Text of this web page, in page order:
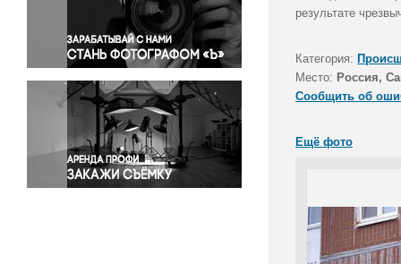
Правосудие
Происшествия и конфликты
Религия
Светская жизнь
Спорт
Экология
Экономика и бизнес
результате
Категория:
Место: Россия,
Сообщить об
Ещё фото